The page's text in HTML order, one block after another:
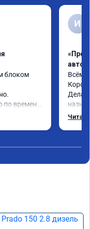
блоком
по времени
И
Всём
Делал